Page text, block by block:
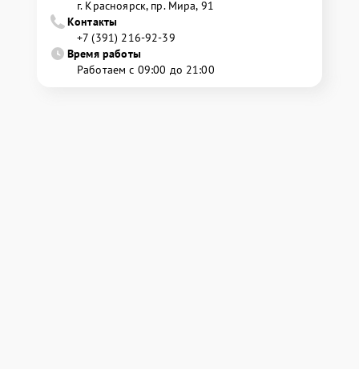
г. Красноярск, ​пр. Мира, 91
Контакты
+7 (391) 216-92-39
Время работы
Работаем с 09:00 до 21:00